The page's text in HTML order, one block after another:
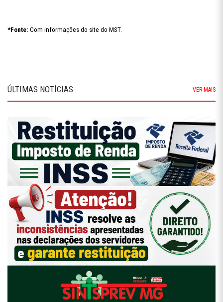
*Fonte: Com informações do site do MST.
ÚLTIMAS NOTÍCIAS VER MAIS